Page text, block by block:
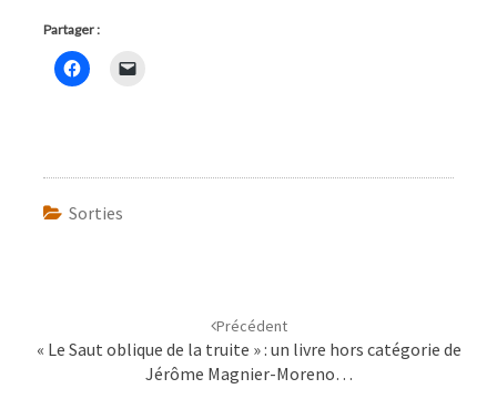
Partager :
Sorties
Précédent
« Le Saut oblique de la truite » : un livre hors catégorie de
Jérôme Magnier-Moreno…